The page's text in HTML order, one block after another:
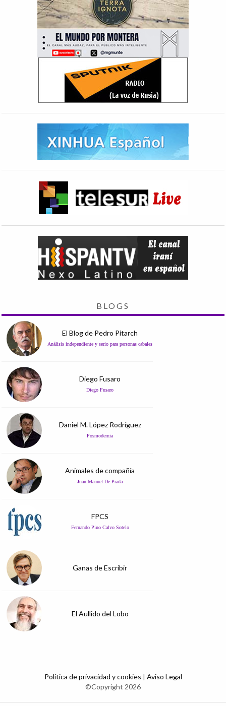
BLOGS
El Blog de Pedro Pitarch
Análisis independiente y serio para personas cabales
Diego Fusaro
Diego Fusaro
Daniel M. López Rodríguez
Posmodernia
Animales de compañía
Juan Manuel De Prada
FPCS
Fernando Pino Calvo Sotelo
Ganas de Escribir
El Aullido del Lobo
Política de privacidad y cookies | Aviso Legal
©Copyright 2026